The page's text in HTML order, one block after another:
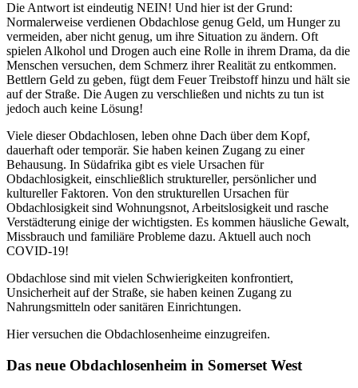
Die Antwort ist eindeutig NEIN! Und hier ist der Grund:
Normalerweise verdienen Obdachlose genug Geld, um Hunger zu
vermeiden, aber nicht genug, um ihre Situation zu ändern. Oft
spielen Alkohol und Drogen auch eine Rolle in ihrem Drama, da die
Menschen versuchen, dem Schmerz ihrer Realität zu entkommen.
Bettlern Geld zu geben, fügt dem Feuer Treibstoff hinzu und hält sie
auf der Straße. Die Augen zu verschließen und nichts zu tun ist
jedoch auch keine Lösung!
Viele dieser Obdachlosen, leben ohne Dach über dem Kopf,
dauerhaft oder temporär. Sie haben keinen Zugang zu einer
Behausung. In Südafrika gibt es viele Ursachen für
Obdachlosigkeit, einschließlich struktureller, persönlicher und
kultureller Faktoren. Von den strukturellen Ursachen für
Obdachlosigkeit sind Wohnungsnot, Arbeitslosigkeit und rasche
Verstädterung einige der wichtigsten. Es kommen häusliche Gewalt,
Missbrauch und familiäre Probleme dazu. Aktuell auch noch
COVID-19!
Obdachlose sind mit vielen Schwierigkeiten konfrontiert,
Unsicherheit auf der Straße, sie haben keinen Zugang zu
Nahrungsmitteln oder sanitären Einrichtungen.
Hier versuchen die Obdachlosenheime einzugreifen.
Das neue Obdachlosenheim in Somerset West